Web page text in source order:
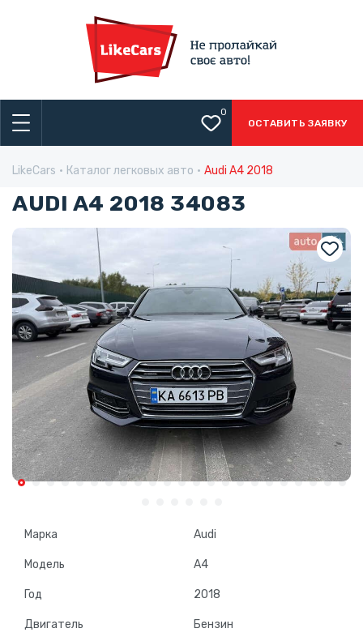
0
ОСТАВИТЬ ЗАЯВКУ
LikeCars Каталог легковых авто Audi A4 2018
AUDI A4 2018 34083
Марка Audi
Модель A4
Год 2018
Двигатель Бензин